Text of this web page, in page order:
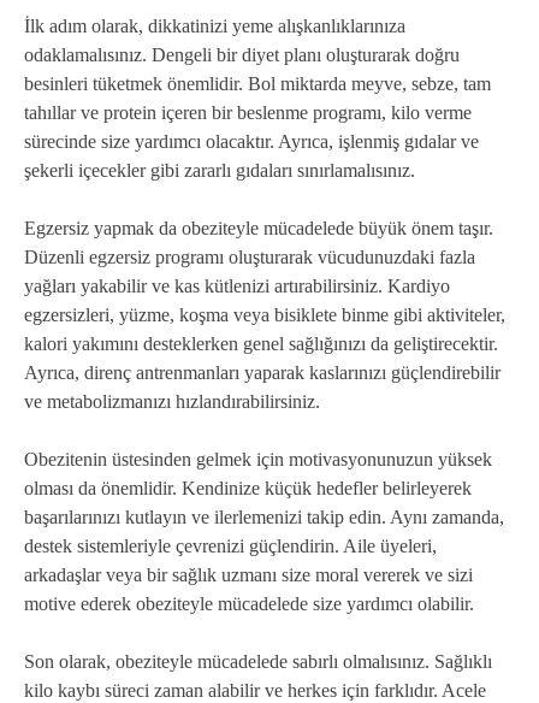
İlk adım olarak, dikkatinizi yeme alışkanlıklarınıza
odaklamalısınız. Dengeli bir diyet planı oluşturarak doğru
besinleri tüketmek önemlidir. Bol miktarda meyve, sebze, tam
tahıllar ve protein içeren bir beslenme programı, kilo verme
sürecinde size yardımcı olacaktır. Ayrıca, işlenmiş gıdalar ve
şekerli içecekler gibi zararlı gıdaları sınırlamalısınız.
Egzersiz yapmak da obeziteyle mücadelede büyük önem taşır.
Düzenli egzersiz programı oluşturarak vücudunuzdaki fazla
yağları yakabilir ve kas kütlenizi artırabilirsiniz. Kardiyo
egzersizleri, yüzme, koşma veya bisiklete binme gibi aktiviteler,
kalori yakımını desteklerken genel sağlığınızı da geliştirecektir.
Ayrıca, direnç antrenmanları yaparak kaslarınızı güçlendirebilir
ve metabolizmanızı hızlandırabilirsiniz.
Obezitenin üstesinden gelmek için motivasyonunuzun yüksek
olması da önemlidir. Kendinize küçük hedefler belirleyerek
başarılarınızı kutlayın ve ilerlemenizi takip edin. Aynı zamanda,
destek sistemleriyle çevrenizi güçlendirin. Aile üyeleri,
arkadaşlar veya bir sağlık uzmanı size moral vererek ve sizi
motive ederek obeziteyle mücadelede size yardımcı olabilir.
Son olarak, obeziteyle mücadelede sabırlı olmalısınız. Sağlıklı
kilo kaybı süreci zaman alabilir ve herkes için farklıdır. Acele